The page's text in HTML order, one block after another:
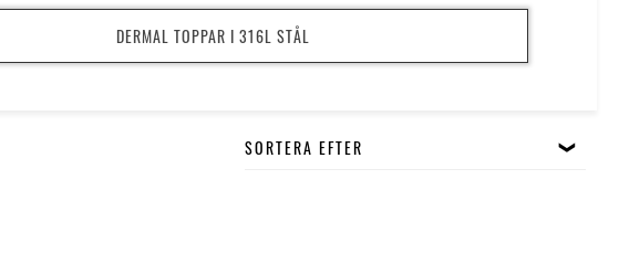
(gjorda med surfacebarbells) har alltid två kulor sammanlänkade med
under huden. Tack vare att anchors inte behöver vara sammanlänkade med en
anchors, där ”de är problemfria” är en av de största osanningarna. Många tror
DERMAL TOPPAR I 316L STÅL
SORTERA EFTER